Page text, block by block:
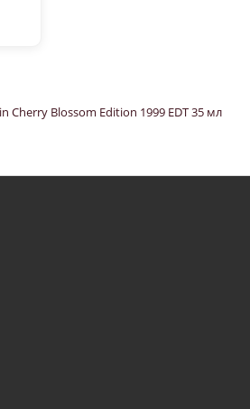
Cherry Blossom Edition 1999 EDT 35 мл